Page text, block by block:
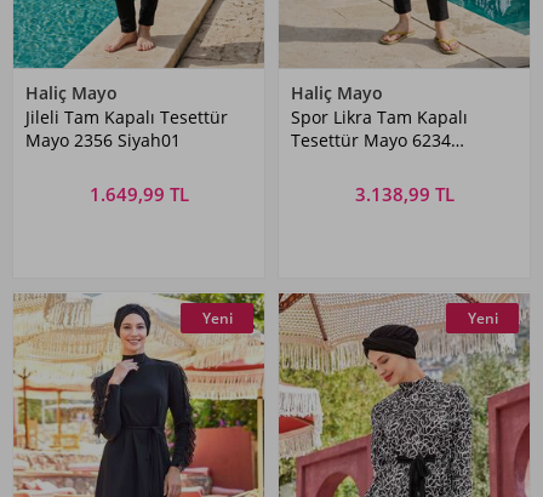
Haliç Mayo
Jileli Tam Kapalı Tesettür
Mayo 2356 Siyah01
1.649,99 TL
Haliç Mayo
Spor Likra Tam Kapalı
Tesettür Mayo 6234
3.138,99 TL
Yeni Yeni